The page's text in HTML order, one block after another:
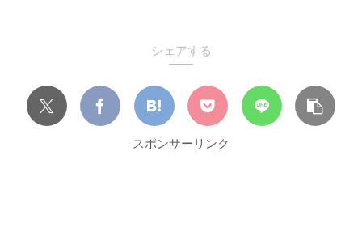
シェアする
スポンサーリンク